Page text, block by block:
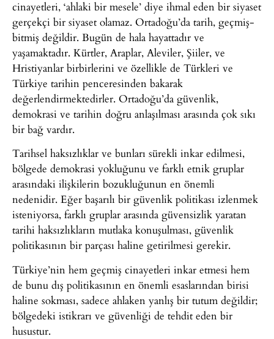
cinayetleri, ‘ahlaki bir mesele’ diye ihmal eden bir siyaset
gerçekçi bir siyaset olamaz. Ortadoğu’da tarih, geçmiş-
bitmiş değildir. Bugün de hala hayattadır ve
yaşamaktadır. Kürtler, Araplar, Aleviler, Şiiler, ve
Hristiyanlar birbirlerini ve özellikle de Türkleri ve
Türkiye tarihin penceresinden bakarak
değerlendirmektedirler. Ortadoğu’da güvenlik,
demokrasi ve tarihin doğru anlaşılması arasında çok sıkı
bir bağ vardır.
Tarihsel haksızlıklar ve bunları sürekli inkar edilmesi,
bölgede demokrasi yokluğunu ve farklı etnik gruplar
arasındaki ilişkilerin bozukluğunun en önemli
nedenidir. Eğer başarılı bir güvenlik politikası izlenmek
isteniyorsa, farklı gruplar arasında güvensizlik yaratan
tarihi haksızlıkların mutlaka konuşulması, güvenlik
politikasının bir parçası haline getirilmesi gerekir.
Türkiye’nin hem geçmiş cinayetleri inkar etmesi hem
de bunu dış politikasının en önemli esaslarından birisi
haline sokması, sadece ahlaken yanlış bir tutum değildir;
bölgedeki istikrarı ve güvenliği de tehdit eden bir
husustur.